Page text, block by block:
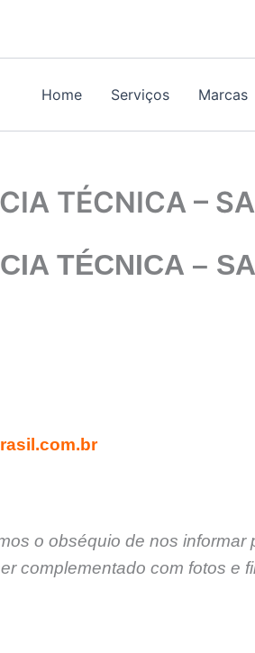
Home Serviços Marcas
TÉCNICA –
TÉCNICA –
o obséquio de nos informar
complementado com fotos e